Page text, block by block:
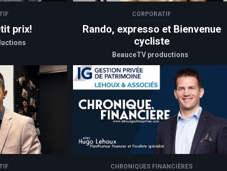
prix!
CORPORATIF
Rando, expresso et Bienvenue
cycliste
BeauceTV productions
CHRONIQUES FINANCIÈRES